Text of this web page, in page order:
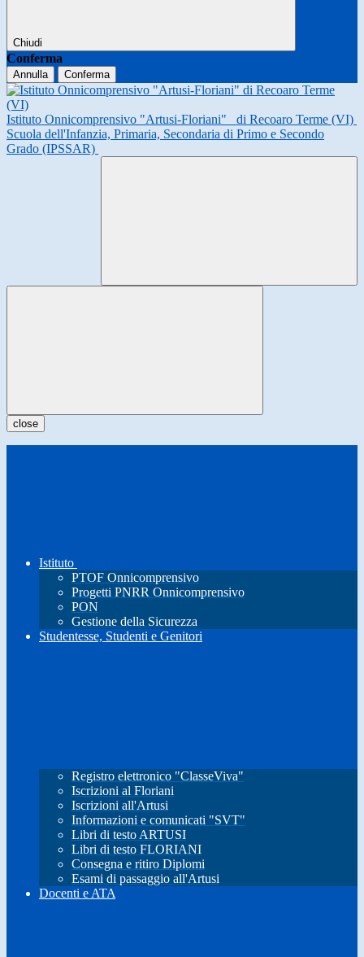
Chiudi
Conferma
Annulla Conferma
Istituto Onnicomprensivo "Artusi-Floriani"
di Recoaro Terme (VI)
Scuola dell'Infanzia, Primaria, Secondaria di Primo e Secondo
Grado (IPSSAR)
close
Istituto
PTOF Onnicomprensivo
Progetti PNRR Onnicomprensivo
PON
Gestione della Sicurezza
Studentesse, Studenti e Genitori
Registro elettronico "ClasseViva"
Iscrizioni al Floriani
Iscrizioni all'Artusi
Informazioni e comunicati "SVT"
Libri di testo ARTUSI
Libri di testo FLORIANI
Consegna e ritiro Diplomi
Esami di passaggio all'Artusi
Docenti e ATA